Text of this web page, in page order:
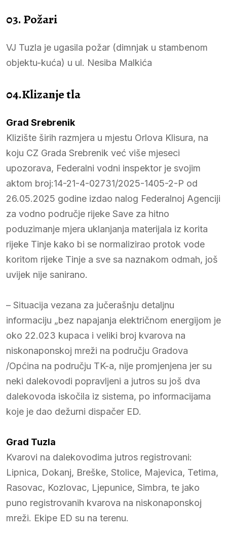
03. Požari
VJ Tuzla je ugasila požar (dimnjak u stambenom
objektu-kuća) u ul. Nesiba Malkića
04.Klizanje tla
Grad Srebrenik
Klizište širih razmjera u mjestu Orlova Klisura, na
koju CZ Grada Srebrenik već više mjeseci
upozorava, Federalni vodni inspektor je svojim
aktom broj:14-21-4-02731/2025-1405-2-P od
26.05.2025 godine izdao nalog Federalnoj Agenciji
za vodno područje rijeke Save za hitno
poduzimanje mjera uklanjanja materijala iz korita
rijeke Tinje kako bi se normalizirao protok vode
koritom rijeke Tinje a sve sa naznakom odmah, još
uvijek nije sanirano.
– Situacija vezana za jučerašnju detaljnu
informaciju „bez napajanja električnom energijom je
oko 22.023 kupaca i veliki broj kvarova na
niskonaponskoj mreži na području Gradova
/Općina na području TK-a, nije promjenjena jer su
neki dalekovodi popravljeni a jutros su još dva
dalekovoda iskočila iz sistema, po informacijama
koje je dao dežurni dispačer ED.
Grad Tuzla
Kvarovi na dalekovodima jutros registrovani:
Lipnica, Dokanj, Breške, Stolice, Majevica, Tetima,
Rasovac, Kozlovac, Ljepunice, Simbra, te jako
puno registrovanih kvarova na niskonaponskoj
mreži. Ekipe ED su na terenu.